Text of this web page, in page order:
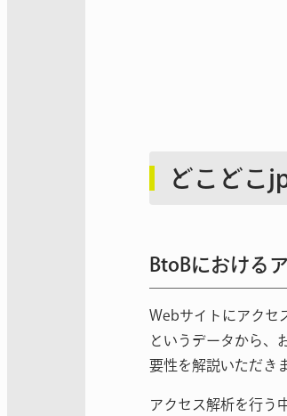
どこどこ
BtoBにおける
Webサイトにアクセ
というデータから、
要性を解説いただき
アクセス解析を行う